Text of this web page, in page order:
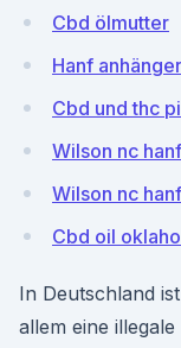
Cbd ölmutter
Hanf
Cbd und thc
Wilson nc
Wilson nc
Cbd oil
In Deutschland
allem eine